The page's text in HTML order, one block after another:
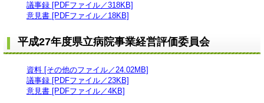
議事録 [PDFファイル／318KB]
意見書 [PDFファイル／18KB]
平成27年度県立病院事業経営評価委員会
資料 [その他のファイル／24.02MB]
議事録 [PDFファイル／23KB]
意見書 [PDFファイル／4KB]